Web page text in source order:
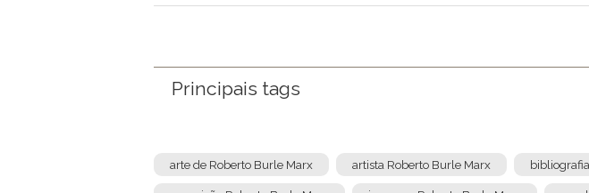
Principais tags
arte de Roberto Burle Marx artista Roberto Burle Marx